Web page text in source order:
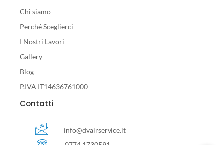
Chi siamo
Perché Sceglierci
I Nostri Lavori
Gallery
Blog
P.IVA IT14636761000
Contatti
info@dvairservice.it